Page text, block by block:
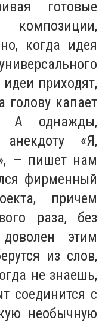
готовые
когда идея
приходят,
голову капает
А однажды,
анекдоту «Я,
— пишет нам
фирменный
причем
раза, без
этим
из слов,
не знаешь,
соединится с
необычную